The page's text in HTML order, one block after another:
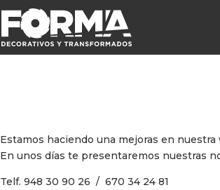
Estamos haciendo una mejoras en nuestra
En unos días te presentaremos nuestras
Telf. 948 30 90 26 / 670 34 24 81